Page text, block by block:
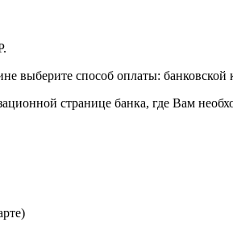
выберите способ оплаты: банковской
странице банка, где Вам